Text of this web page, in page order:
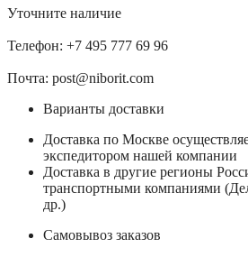
Уточните наличие
Телефон: +7 495 777 69 96
Почта: post@niborit.com
Варианты доставки
Доставка по Москве
экспедитором нашей компании
Доставка в другие регионы
транспортными компаниями
др.)
Самовывоз заказов